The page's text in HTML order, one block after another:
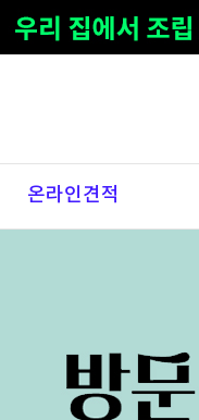
온라인견적